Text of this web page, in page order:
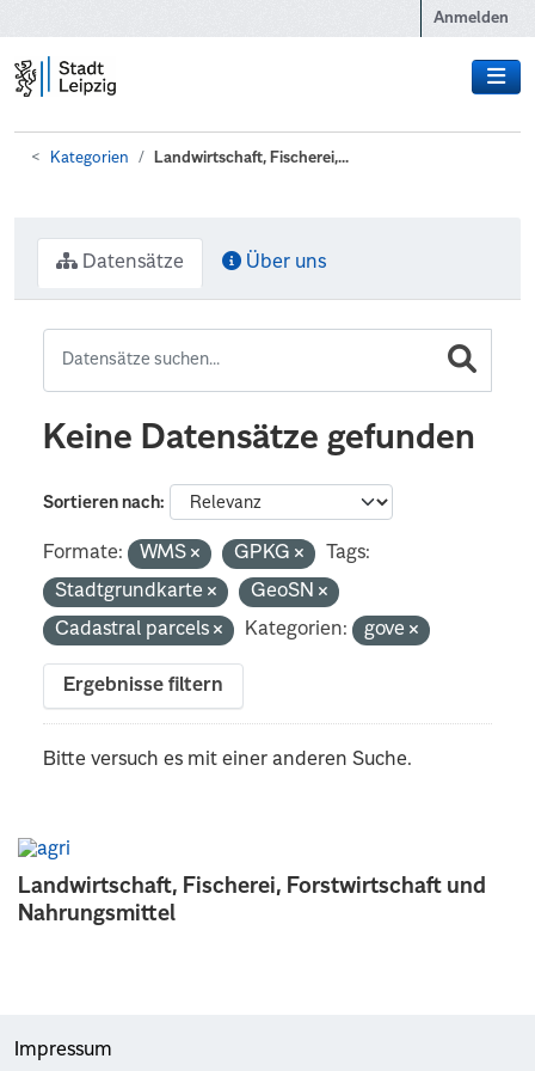
Anmelden
Kategorien Landwirtschaft, Fischerei,...
Landwirtschaft, Fischerei, Forstwirtschaft und
Nahrungsmittel
Datensätze Über uns
Keine Datensätze gefunden
Sortieren nach
Formate: WMS GPKG
Tags:
Stadtgrundkarte
GeoSN
Cadastral parcels
Kategorien: gove
Ergebnisse filtern
Bitte versuch es mit einer anderen Suche.
Impressum